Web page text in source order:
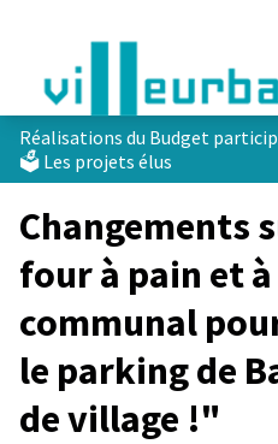
Réalisations du Budget
🗳️ Les projets élus
Changements
four à pain et
communal
le parking de
de village !"